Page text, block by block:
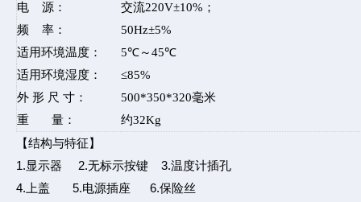
电 源：
交流220V±10%；
频 率：
50Hz±5%
适用环境温度：
5℃～45℃
适用环境湿度：
≤85%
外 形 尺 寸：
500*350*320毫米
重 量：
约32Kg
【结构与特征】
1.显示器 2.无标示按键 3.温度计插孔
4.上盖 5.电源插座 6.保险丝